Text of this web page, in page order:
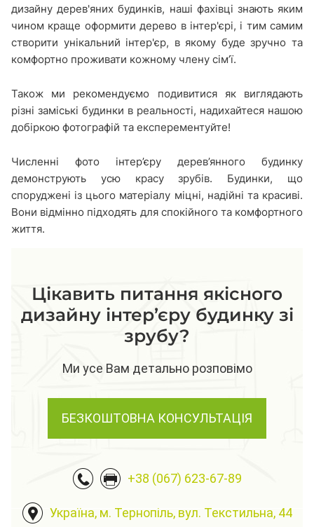
дизайну дерев'яних будинків, наші фахівці знають яким
чином краще оформити дерево в інтер'єрі, і тим самим
створити унікальний інтер'єр, в якому буде зручно та
комфортно проживати кожному члену сім’ї.
Також ми рекомендуємо подивитися як виглядають
різні заміські будинки в реальності, надихайтеся нашою
добіркою фотографій та експерементуйте!
Численні фото інтер’єру дерев’янного будинку
демонструють усю красу зрубів. Будинки, що
споруджені із цього матеріалу міцні, надійні та красиві.
Вони відмінно підходять для спокійного та комфортного
життя.
Цікавить питання якісного
дизайну інтер’єру будинку зі
зрубу?
Ми усе Вам детально розповімо
БЕЗКОШТОВНА КОНСУЛЬТАЦІЯ
+38 (067) 623-67-89
Україна, м. Тернопіль, вул. Текстильна, 44